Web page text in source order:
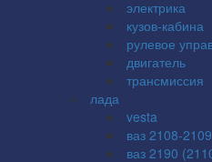
электрика
кузов-кабина
рулевое
двигатель
трансмиссия
лада
vesta
ваз 2108-2109
ваз 2190